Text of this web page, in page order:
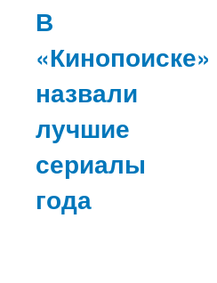
В
«Кинопоиске»
назвали
лучшие
сериалы
года